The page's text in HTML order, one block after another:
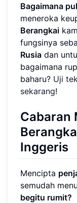
Bagaimana
meneroka
Berangkai
fungsinya
Rusia dan
bagaimana
baharu? Uji
sekarang!
Cabaran
Inggeris
Mencipta
semudah
begitu rumit?